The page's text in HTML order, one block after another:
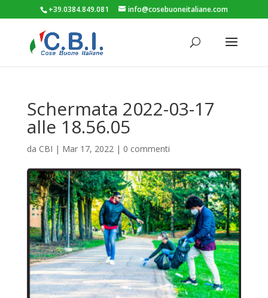
+39.0384.849.081 info@cosebuoneitaliane.com
Schermata 2022-03-17
alle 18.56.05
da CBI | Mar 17, 2022| 0 commenti